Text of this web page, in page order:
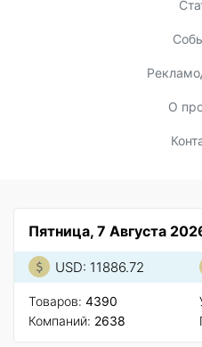
О
Пятница, 7 Августа
USD: 11886.72
Товаров: 4390
Компаний: 2638